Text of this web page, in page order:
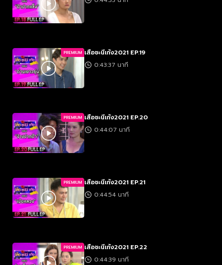
PREMIUM เสือชะนีเก้ง2021 EP.19
0:43:37 นาที
PREMIUM เสือชะนีเก้ง2021 EP.20
0:44:07 นาที
PREMIUM เสือชะนีเก้ง2021 EP.21
0:44:54 นาที
PREMIUM เสือชะนีเก้ง2021 EP.22
0:44:39 นาที